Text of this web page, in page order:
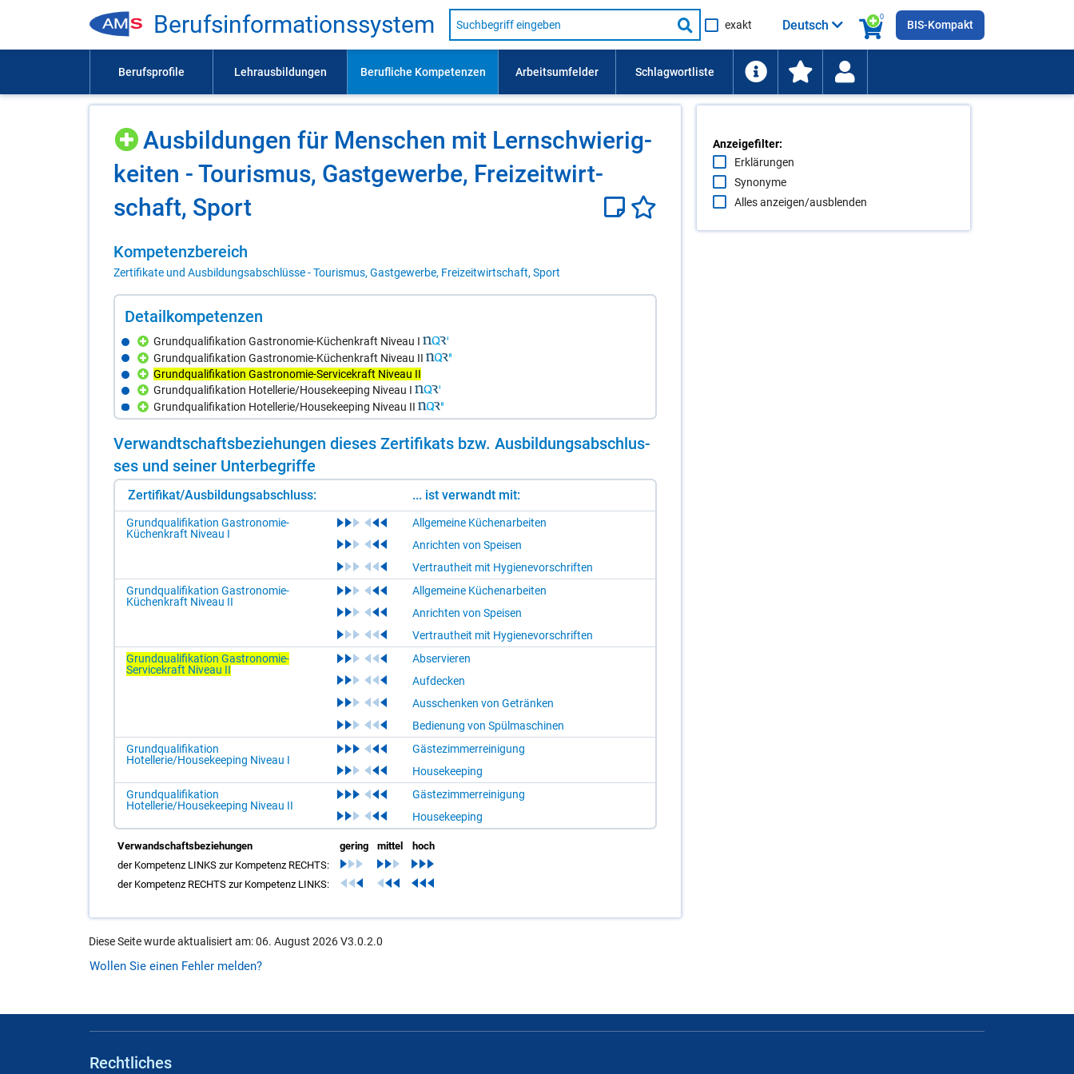
Be­rufs­in­for­ma­ti­ons­sys­tem
Suche
nach
Lehrausbildung,
usw.
Suche
starten
exakt
0
Deutsch BIS-Kompakt
Aus­bil­dun­gen für Men­schen mit Lern­schwie­rig­
kei­ten - Tou­ris­mus, Gast­ge­wer­be, Frei­zeit­wirt­
schaft, Sport
Kom­pe­tenz­be­reich
Zertifikate und Ausbildungsabschlüsse - Tourismus, Gastgewerbe, Freizeitwirtschaft, Sport
De­tail­kom­pe­ten­zen
Grundqualifikation Gastronomie-Küchenkraft Niveau I
Grundqualifikation Gastronomie-Küchenkraft Niveau II
Grundqualifikation Gastronomie-Servicekraft Niveau II
Grundqualifikation Hotellerie/Housekeeping Niveau I
Grundqualifikation Hotellerie/Housekeeping Niveau II
Ver­wandt­schafts­be­zie­hun­gen die­ses Zer­ti­fi­kats bzw. Aus­bil­dungs­ab­schlus­
ses und sei­ner Un­ter­be­grif­fe
Zertifikat/Ausbildungsabschluss: ... ist verwandt mit:
Grundqualifikation Gastronomie-
Küchenkraft Niveau I
Allgemeine Küchenarbeiten
Anrichten von Speisen
Vertrautheit mit Hygienevorschriften
Grundqualifikation Gastronomie-
Küchenkraft Niveau II
Allgemeine Küchenarbeiten
Anrichten von Speisen
Vertrautheit mit Hygienevorschriften
Grundqualifikation Gastronomie-
Servicekraft Niveau II
Abservieren
Aufdecken
Ausschenken von Getränken
Bedienung von Spülmaschinen
Grundqualifikation
Hotellerie/Housekeeping Niveau I
Gästezimmerreinigung
Housekeeping
Grundqualifikation
Hotellerie/Housekeeping Niveau II
Gästezimmerreinigung
Housekeeping
Verwandschaftsbeziehungen gering mittel
hoch
der Kompetenz LINKS zur Kompetenz RECHTS:
der Kompetenz RECHTS zur Kompetenz LINKS:
Anzeigefilter:
Erklärungen
Synonyme
Alles anzeigen/ausblenden
Diese Seite wurde aktualisiert am: 06. August 2026 V3.0.2.0
Wollen Sie einen Fehler melden?
Rechtliches